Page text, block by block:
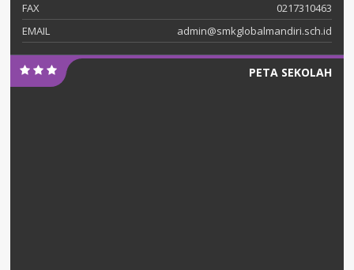
FAX
0217310463
EMAIL
admin@smkglobalmandiri.sch.id
PETA SEKOLAH